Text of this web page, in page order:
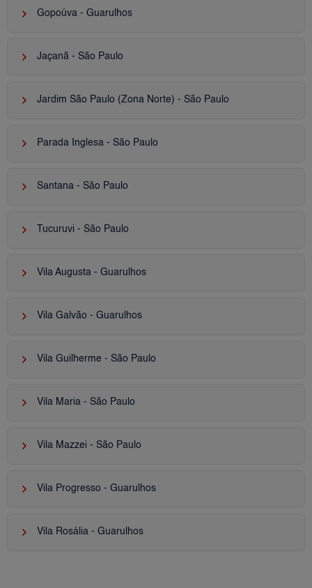
keyboard_arrow_right Gopoúva - Guarulhos
keyboard_arrow_right Jaçanã - São Paulo
keyboard_arrow_right Jardim São Paulo (Zona Norte) - São Paulo
keyboard_arrow_right Parada Inglesa - São Paulo
keyboard_arrow_right Santana - São Paulo
keyboard_arrow_right Tucuruvi - São Paulo
keyboard_arrow_right Vila Augusta - Guarulhos
keyboard_arrow_right Vila Galvão - Guarulhos
keyboard_arrow_right Vila Guilherme - São Paulo
keyboard_arrow_right Vila Maria - São Paulo
keyboard_arrow_right Vila Mazzei - São Paulo
keyboard_arrow_right Vila Progresso - Guarulhos
keyboard_arrow_right Vila Rosália - Guarulhos